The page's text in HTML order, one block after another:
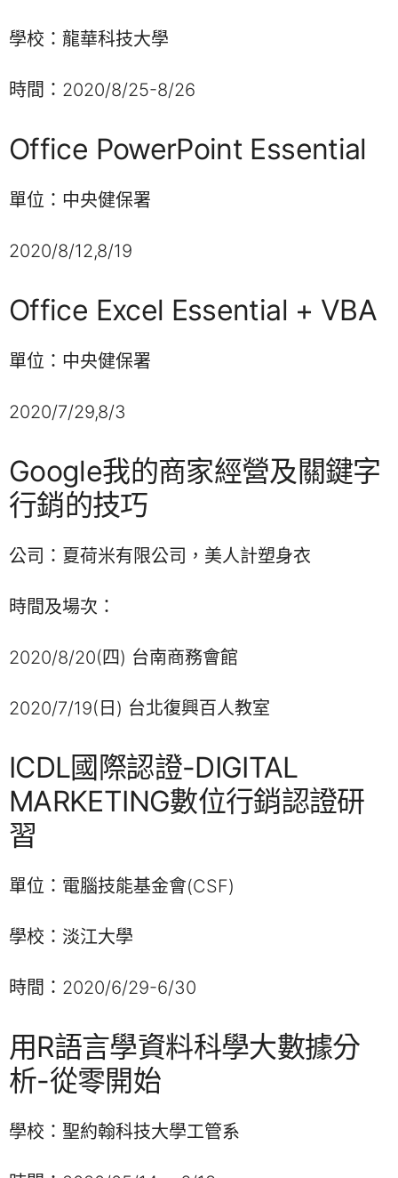
學校：龍華科技大學
時間：2020/8/25-8/26
Office PowerPoint Essential
單位：中央健保署
2020/8/12,8/19
Office Excel Essential + VBA
單位：中央健保署
2020/7/29,8/3
Google我的商家經營及關鍵字
行銷的技巧
公司：夏荷米有限公司，美人計塑身衣
時間及場次：
2020/8/20(四) 台南商務會館
2020/7/19(日) 台北復興百人教室
ICDL國際認證-DIGITAL
MARKETING數位行銷認證研
習
單位：電腦技能基金會(CSF)
學校：淡江大學
時間：2020/6/29-6/30
用R語言學資料科學大數據分
析-從零開始
學校：聖約翰科技大學工管系